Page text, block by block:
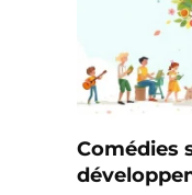
Comédies